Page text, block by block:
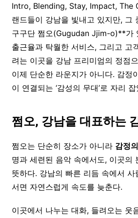
Intro, Blending, Stay, Impact, The
랜드들이 강남을 빛내고 있지만, 그
구구단 쩜오(Gugudan Jjim-o)**가
출근율과 탁월한 서비스, 그리고 고
려는 이곳을 강남 프리미엄의 정점
이제 단순한 라운지가 아니다. 감정
이 연결되는 ‘감성의 무대’로 자리 잡
쩜오, 강남을 대표하는
쩜오는 단순히 장소가 아니라 감정의
명과 세련된 음악 속에서도, 이곳의
뜻하다. 강남의 빠른 리듬 속에서 사
서면 자연스럽게 속도를 늦춘다.
이곳에서 나누는 대화, 들려오는 웃